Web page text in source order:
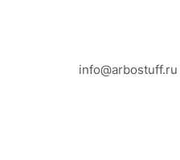
info@arbostuff.ru